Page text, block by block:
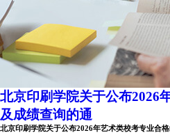
北京印刷学院关于公布2026
及成绩查询的通
北京印刷学院关于公布2026年艺术类校考专业合